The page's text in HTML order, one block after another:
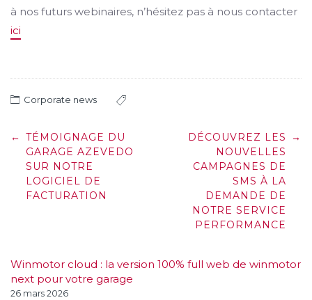
à nos futurs webinaires, n’hésitez pas à nous contacter
ici
Corporate news
Post
navigation
← TÉMOIGNAGE DU
GARAGE AZEVEDO
SUR NOTRE
LOGICIEL DE
FACTURATION
DÉCOUVREZ LES
NOUVELLES
CAMPAGNES DE
SMS À LA
DEMANDE DE
NOTRE SERVICE
PERFORMANCE
→
Winmotor cloud : la version 100% full web de winmotor
next pour votre garage
26 mars 2026